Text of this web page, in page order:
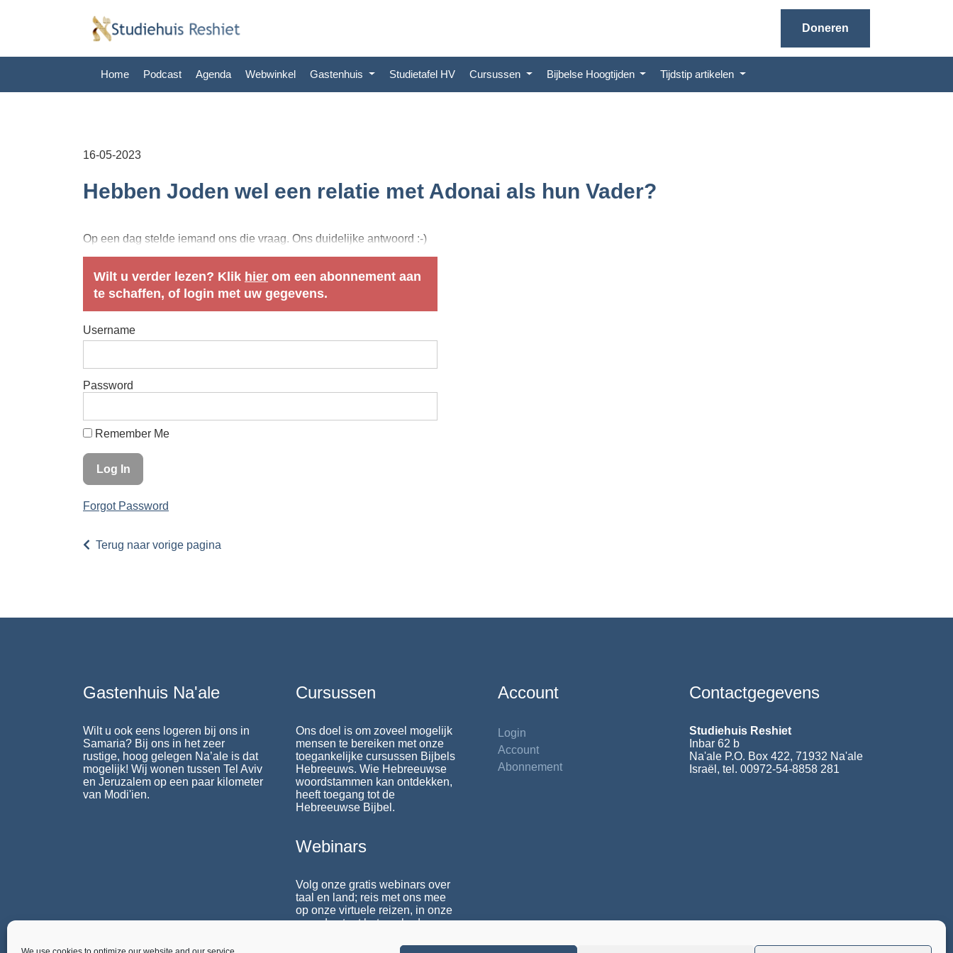
Doneren
Home Podcast Agenda Webwinkel Gastenhuis Studietafel HV Cursussen Bijbelse Hoogtijden Tijdstip artikelen
16-05-2023
Hebben Joden wel een relatie met Adonai als hun Vader?
Op een dag stelde iemand ons die vraag. Ons duidelijke antwoord :-)
Wilt u verder lezen? Klik hier om een abonnement aan
te schaffen, of login met uw gegevens.
Username
Password
Remember Me
Forgot Password
Terug naar vorige pagina
Gastenhuis Na'ale
Wilt u ook eens logeren bij ons in
Samaria? Bij ons in het zeer
rustige, hoog gelegen Na’ale is dat
mogelijk! Wij wonen tussen Tel Aviv
en Jeruzalem op een paar kilometer
van Modi'ien.
Cursussen
Ons doel is om zoveel mogelijk
mensen te bereiken met onze
toegankelijke cursussen Bijbels
Hebreeuws. Wie Hebreeuwse
woordstammen kan ontdekken,
heeft toegang tot de
Hebreeuwse Bijbel.
Webinars
Volg onze gratis webinars over
taal en land; reis met ons mee
op onze virtuele reizen, in onze
agenda staat het aanbod.
Account
Login
Account
Abonnement
Contactgegevens
Studiehuis Reshiet
Inbar 62 b
Na'ale P.O. Box 422, 71932 Na'ale
Israël, tel. 00972-54-8858 281